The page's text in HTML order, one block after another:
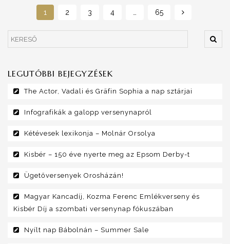
1 2 3 4 65
LEGUTÓBBI BEJEGYZÉSEK
The Actor, Vadali és Gräfin Sophia a nap sztárjai
Infografikák a galopp versenynapról
Kétévesek lexikonja – Molnár Orsolya
Kisbér – 150 éve nyerte meg az Epsom Derby-t
Ügetőversenyek Orosházán!
Magyar Kancadíj, Kozma Ferenc Emlékverseny és
Kisbér Díj a szombati versenynap fókuszában
Nyílt nap Bábolnán – Summer Sale